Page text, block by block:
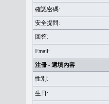
確認密碼:
安全提問:
回答:
Email:
注冊 - 選填內容
性別:
生日: